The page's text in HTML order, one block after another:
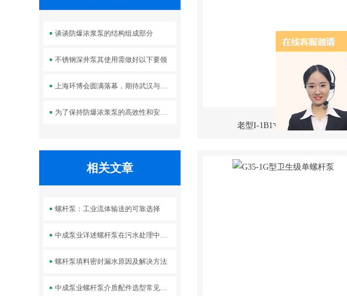
谈谈防爆浓浆泵的结构组成部分
不锈钢深井泵其使用需做好以下要领
上海环博会圆满落幕，期待武汉与您再次相遇！
为了保持防爆浓浆泵的高效性和安全性，需要进行定期维护和保养
相关文章
螺杆泵：工业流体输送的可靠选择
中成泵业详述螺杆泵在污水处理中的选用
螺杆泵填料密封漏水原因及解决方法
中成泵业螺杆泵介质配件选型常见问题
老型I-1B1寸I-1B型浓浆泵